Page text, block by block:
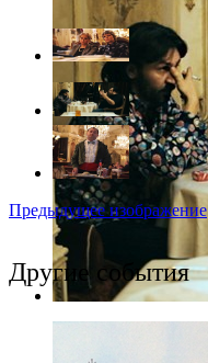
Предыдущее изображение
Другие события